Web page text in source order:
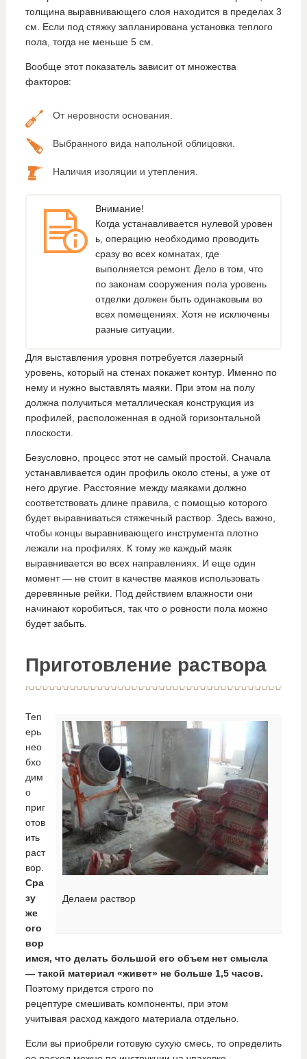
толщина выравнивающего слоя находится в пределах 3
см. Если под стяжку запланирована установка теплого
пола, тогда не меньше 5 см.
Вообще этот показатель зависит от множества
факторов:
От неровности основания.
Выбранного вида напольной облицовки.
Наличия изоляции и утепления.
Внимание!
Когда устанавливается нулевой уровен
ь, операцию необходимо проводить
сразу во всех комнатах, где
выполняется ремонт. Дело в том, что
по законам сооружения пола уровень
отделки должен быть одинаковым во
всех помещениях. Хотя не исключены
разные ситуации.
Для выставления уровня потребуется лазерный
уровень, который на стенах покажет контур. Именно по
нему и нужно выставлять маяки. При этом на полу
должна получиться металлическая конструкция из
профилей, расположенная в одной горизонтальной
плоскости.
Безусловно, процесс этот не самый простой. Сначала
устанавливается один профиль около стены, а уже от
него другие. Расстояние между маяками должно
соответствовать длине правила, с помощью которого
будет выравниваться стяжечный раствор. Здесь важно,
чтобы концы выравнивающего инструмента плотно
лежали на профилях. К тому же каждый маяк
выравнивается во всех направлениях. И еще один
момент — не стоит в качестве маяков использовать
деревянные рейки. Под действием влажности они
начинают коробиться, так что о ровности пола можно
будет забыть.
Приготовление раствора
Делаем раствор
Теп
ерь
нео
бхо
дим
о
приг
отов
ить
раст
вор.
Сра
зу
же
ого
вор
имся, что делать большой его объем нет смысла
— такой материал «живет» не больше 1,5 часов.
Поэтому придется строго по
рецептуре смешивать компоненты, при этом
учитывая расход каждого материала отдельно.
Если вы приобрели готовую сухую смесь, то определить